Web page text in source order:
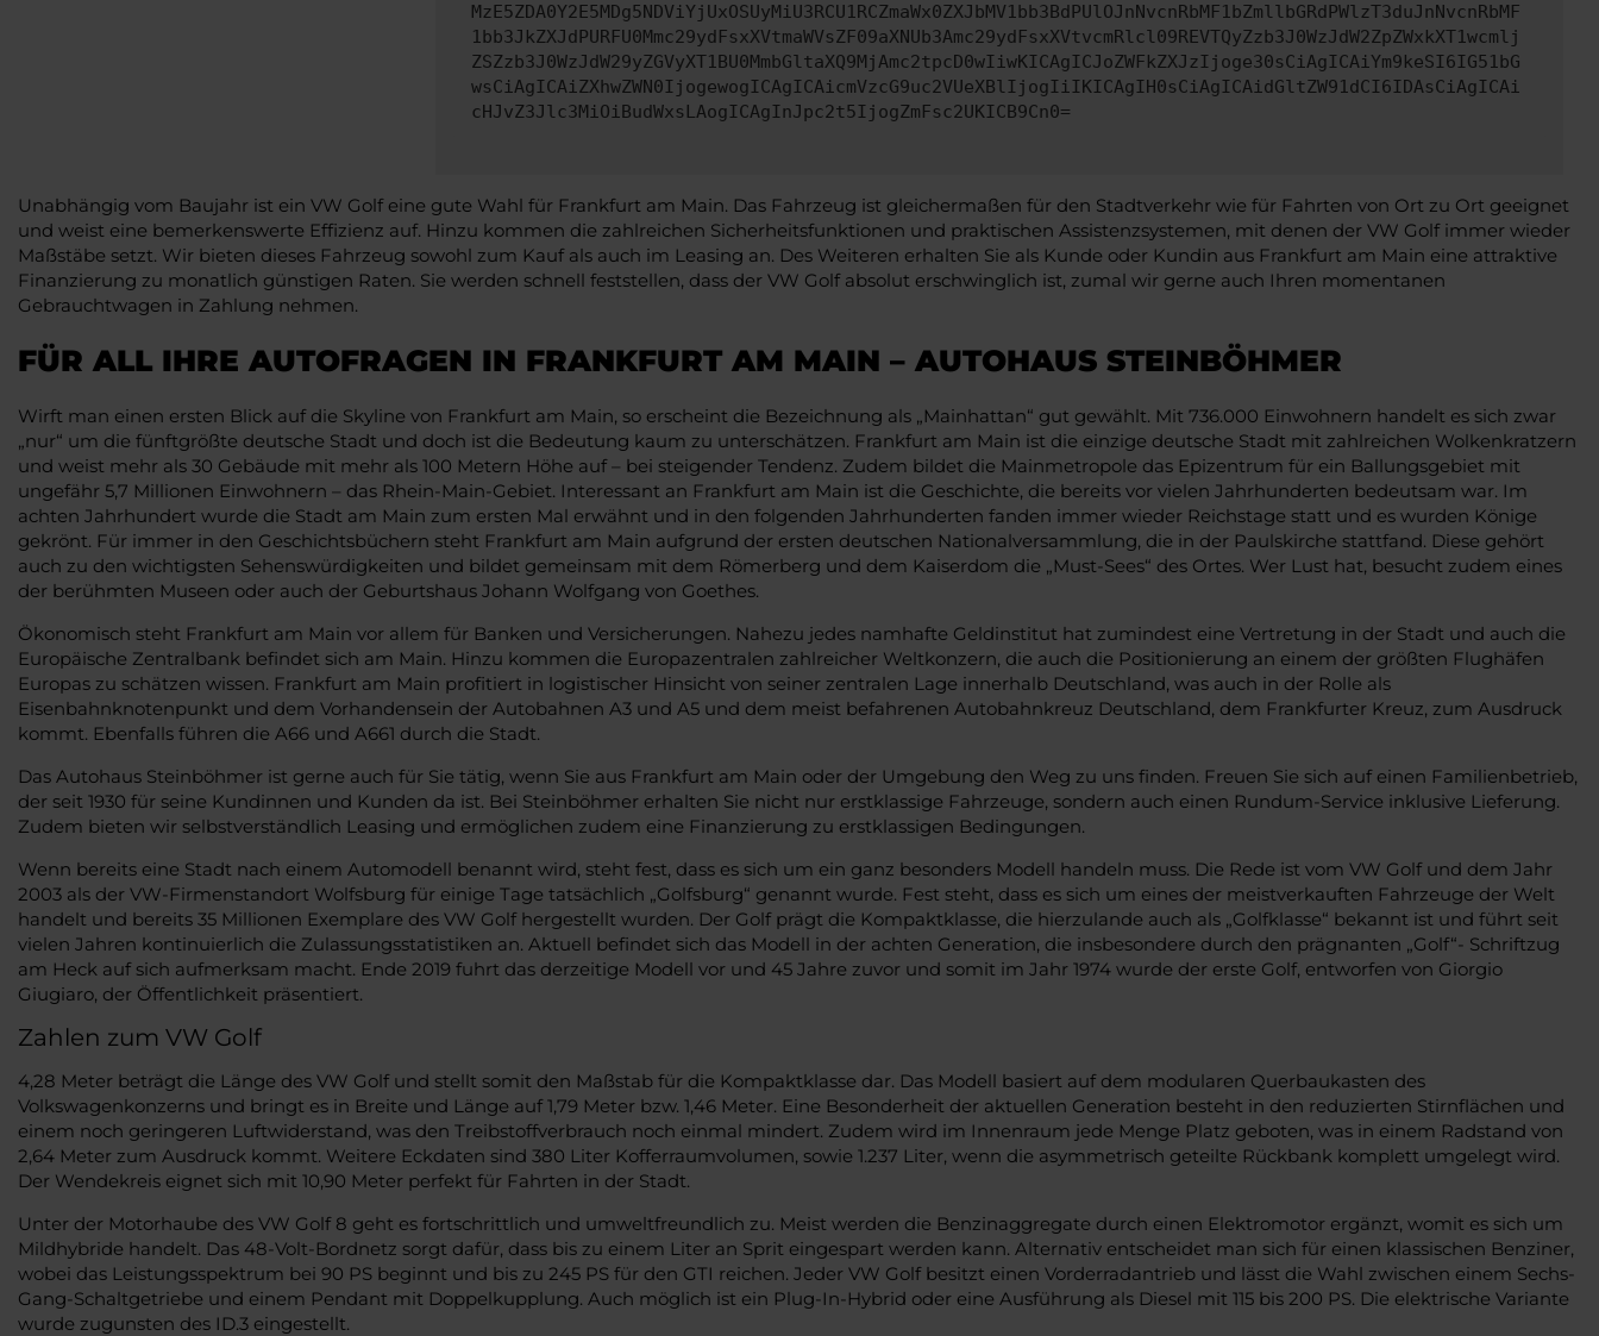
MzE5ZDA0Y2E5MDg5NDViYjUxOSUyMiU3RCU1RCZmaWx0ZXJbMV1bb3BdPUlOJnNvcnRbMF1bZmllbGRdPWlzT3duJnNvcnRbMF
1bb3JkZXJdPURFU0Mmc29ydFsxXVtmaWVsZF09aXNUb3Amc29ydFsxXVtvcmRlcl09REVTQyZzb3J0WzJdW2ZpZWxkXT1wcmlj
ZSZzb3J0WzJdW29yZGVyXT1BU0MmbGltaXQ9MjAmc2tpcD0wIiwKICAgICJoZWFkZXJzIjoge30sCiAgICAiYm9keSI6IG51bG
wsCiAgICAiZXhwZWN0IjogewogICAgICAicmVzcG9uc2VUeXBlIjogIiIKICAgIH0sCiAgICAidGltZW91dCI6IDAsCiAgICAi
cHJvZ3Jlc3MiOiBudWxsLAogICAgInJpc2t5IjogZmFsc2UKICB9Cn0=
Unabhängig vom Baujahr ist ein VW Golf eine gute Wahl für Frankfurt am Main. Das Fahrzeug ist gleichermaßen für den Stadtverkehr wie für Fahrten von Ort zu Ort geeignet
und weist eine bemerkenswerte Effizienz auf. Hinzu kommen die zahlreichen Sicherheitsfunktionen und praktischen Assistenzsystemen, mit denen der VW Golf immer wieder
Maßstäbe setzt. Wir bieten dieses Fahrzeug sowohl zum Kauf als auch im Leasing an. Des Weiteren erhalten Sie als Kunde oder Kundin aus Frankfurt am Main eine attraktive
Finanzierung zu monatlich günstigen Raten. Sie werden schnell feststellen, dass der VW Golf absolut erschwinglich ist, zumal wir gerne auch Ihren momentanen
Gebrauchtwagen in Zahlung nehmen.
FÜR ALL IHRE AUTOFRAGEN IN FRANKFURT AM MAIN – AUTOHAUS STEINBÖHMER
Wirft man einen ersten Blick auf die Skyline von Frankfurt am Main, so erscheint die Bezeichnung als „Mainhattan“ gut gewählt. Mit 736.000 Einwohnern handelt es sich zwar
„nur“ um die fünftgrößte deutsche Stadt und doch ist die Bedeutung kaum zu unterschätzen. Frankfurt am Main ist die einzige deutsche Stadt mit zahlreichen Wolkenkratzern
und weist mehr als 30 Gebäude mit mehr als 100 Metern Höhe auf – bei steigender Tendenz. Zudem bildet die Mainmetropole das Epizentrum für ein Ballungsgebiet mit
ungefähr 5,7 Millionen Einwohnern – das Rhein-Main-Gebiet. Interessant an Frankfurt am Main ist die Geschichte, die bereits vor vielen Jahrhunderten bedeutsam war. Im
achten Jahrhundert wurde die Stadt am Main zum ersten Mal erwähnt und in den folgenden Jahrhunderten fanden immer wieder Reichstage statt und es wurden Könige
gekrönt. Für immer in den Geschichtsbüchern steht Frankfurt am Main aufgrund der ersten deutschen Nationalversammlung, die in der Paulskirche stattfand. Diese gehört
auch zu den wichtigsten Sehenswürdigkeiten und bildet gemeinsam mit dem Römerberg und dem Kaiserdom die „Must-Sees“ des Ortes. Wer Lust hat, besucht zudem eines
der berühmten Museen oder auch der Geburtshaus Johann Wolfgang von Goethes.
Ökonomisch steht Frankfurt am Main vor allem für Banken und Versicherungen. Nahezu jedes namhafte Geldinstitut hat zumindest eine Vertretung in der Stadt und auch die
Europäische Zentralbank befindet sich am Main. Hinzu kommen die Europazentralen zahlreicher Weltkonzern, die auch die Positionierung an einem der größten Flughäfen
Europas zu schätzen wissen. Frankfurt am Main profitiert in logistischer Hinsicht von seiner zentralen Lage innerhalb Deutschland, was auch in der Rolle als
Eisenbahnknotenpunkt und dem Vorhandensein der Autobahnen A3 und A5 und dem meist befahrenen Autobahnkreuz Deutschland, dem Frankfurter Kreuz, zum Ausdruck
kommt. Ebenfalls führen die A66 und A661 durch die Stadt.
Das Autohaus Steinböhmer ist gerne auch für Sie tätig, wenn Sie aus Frankfurt am Main oder der Umgebung den Weg zu uns finden. Freuen Sie sich auf einen Familienbetrieb,
der seit 1930 für seine Kundinnen und Kunden da ist. Bei Steinböhmer erhalten Sie nicht nur erstklassige Fahrzeuge, sondern auch einen Rundum-Service inklusive Lieferung.
Zudem bieten wir selbstverständlich Leasing und ermöglichen zudem eine Finanzierung zu erstklassigen Bedingungen.
Wenn bereits eine Stadt nach einem Automodell benannt wird, steht fest, dass es sich um ein ganz besonders Modell handeln muss. Die Rede ist vom VW Golf und dem Jahr
2003 als der VW-Firmenstandort Wolfsburg für einige Tage tatsächlich „Golfsburg“ genannt wurde. Fest steht, dass es sich um eines der meistverkauften Fahrzeuge der Welt
handelt und bereits 35 Millionen Exemplare des VW Golf hergestellt wurden. Der Golf prägt die Kompaktklasse, die hierzulande auch als „Golfklasse“ bekannt ist und führt seit
vielen Jahren kontinuierlich die Zulassungsstatistiken an. Aktuell befindet sich das Modell in der achten Generation, die insbesondere durch den prägnanten „Golf“- Schriftzug
am Heck auf sich aufmerksam macht. Ende 2019 fuhrt das derzeitige Modell vor und 45 Jahre zuvor und somit im Jahr 1974 wurde der erste Golf, entworfen von Giorgio
Giugiaro, der Öffentlichkeit präsentiert.
Zahlen zum VW Golf
4,28 Meter beträgt die Länge des VW Golf und stellt somit den Maßstab für die Kompaktklasse dar. Das Modell basiert auf dem modularen Querbaukasten des
Volkswagenkonzerns und bringt es in Breite und Länge auf 1,79 Meter bzw. 1,46 Meter. Eine Besonderheit der aktuellen Generation besteht in den reduzierten Stirnflächen und
einem noch geringeren Luftwiderstand, was den Treibstoffverbrauch noch einmal mindert. Zudem wird im Innenraum jede Menge Platz geboten, was in einem Radstand von
2,64 Meter zum Ausdruck kommt. Weitere Eckdaten sind 380 Liter Kofferraumvolumen, sowie 1.237 Liter, wenn die asymmetrisch geteilte Rückbank komplett umgelegt wird.
Der Wendekreis eignet sich mit 10,90 Meter perfekt für Fahrten in der Stadt.
Unter der Motorhaube des VW Golf 8 geht es fortschrittlich und umweltfreundlich zu. Meist werden die Benzinaggregate durch einen Elektromotor ergänzt, womit es sich um
Mildhybride handelt. Das 48-Volt-Bordnetz sorgt dafür, dass bis zu einem Liter an Sprit eingespart werden kann. Alternativ entscheidet man sich für einen klassischen Benziner,
wobei das Leistungsspektrum bei 90 PS beginnt und bis zu 245 PS für den GTI reichen. Jeder VW Golf besitzt einen Vorderradantrieb und lässt die Wahl zwischen einem Sechs-
Gang-Schaltgetriebe und einem Pendant mit Doppelkupplung. Auch möglich ist ein Plug-In-Hybrid oder eine Ausführung als Diesel mit 115 bis 200 PS. Die elektrische Variante
wurde zugunsten des ID.3 eingestellt.